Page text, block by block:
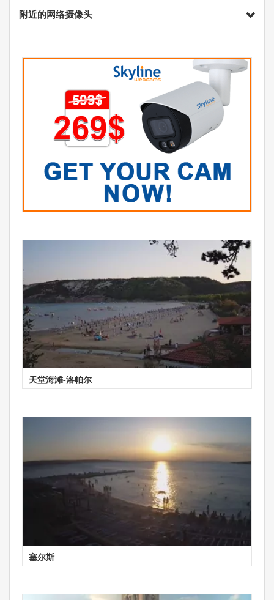
附近的网络摄像头
天堂海滩-洛帕尔
塞尔斯